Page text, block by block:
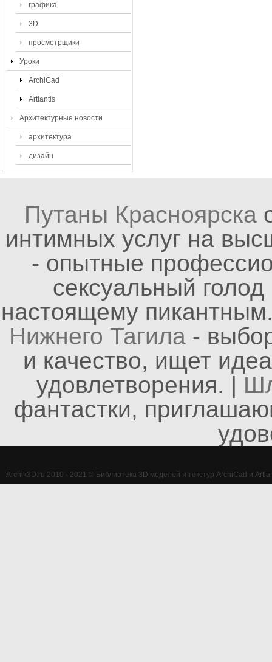
графика
3D
просмотрщики
Уроки
ArchiCad
Artlantis
Архитектурные новости
архитектура
дизайн
Путаны Красноярска
интимных услуг на
- опытные
сексуальный
настоящему
Нижнего Тагила -
и качество, ищет
удовлетворения. |
фантастки,
Archik3D.ru 2010 - 2021 © Библиотека 3D моделей и текстур ArchiCad и